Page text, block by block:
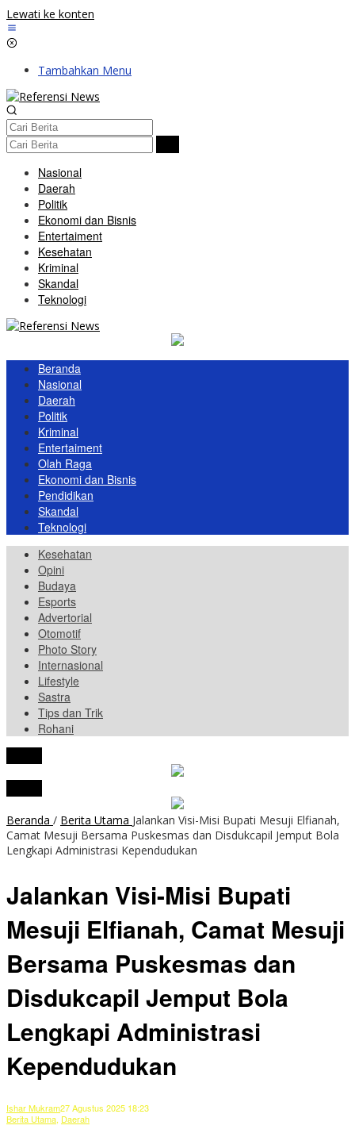
Lewati ke konten
Tambahkan Menu
Nasional
Daerah
Politik
Ekonomi dan Bisnis
Entertaiment
Kesehatan
Kriminal
Skandal
Teknologi
Beranda
Nasional
Daerah
Politik
Kriminal
Entertaiment
Olah Raga
Ekonomi dan Bisnis
Pendidikan
Skandal
Teknologi
Kesehatan
Opini
Budaya
Esports
Advertorial
Otomotif
Photo Story
Internasional
Lifestyle
Sastra
Tips dan Trik
Rohani
Beranda / Berita Utama Jalankan Visi-Misi Bupati Mesuji Elfianah,
Camat Mesuji Bersama Puskesmas dan Disdukcapil Jemput Bola
Lengkapi Administrasi Kependudukan
Jalankan Visi-Misi Bupati
Mesuji Elfianah, Camat Mesuji
Bersama Puskesmas dan
Disdukcapil Jemput Bola
Lengkapi Administrasi
Kependudukan
Ishar Mukram27 Agustus 2025 18:23
Berita Utama, Daerah